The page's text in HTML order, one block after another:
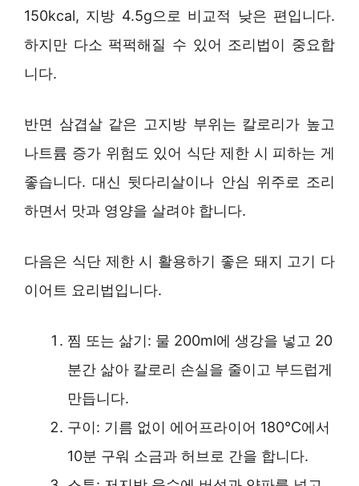
150kcal, 지방 4.5g으로 비교적 낮은 편입니다.
하지만 다소 퍽퍽해질 수 있어 조리법이 중요합
니다.
반면 삼겹살 같은 고지방 부위는 칼로리가 높고
나트륨 증가 위험도 있어 식단 제한 시 피하는 게
좋습니다. 대신 뒷다리살이나 안심 위주로 조리
하면서 맛과 영양을 살려야 합니다.
다음은 식단 제한 시 활용하기 좋은 돼지 고기 다
이어트 요리법입니다.
찜 또는 삶기: 물 200ml에 생강을 넣고 20
분간 삶아 칼로리 손실을 줄이고 부드럽게
만듭니다.
구이: 기름 없이 에어프라이어 180℃에서
10분 구워 소금과 허브로 간을 합니다.